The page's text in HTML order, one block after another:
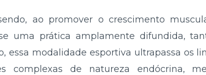
ao promover o crescimento
uma prática amplamente difundida,
essa modalidade esportiva ultrapassa os
complexas de natureza endócrina,